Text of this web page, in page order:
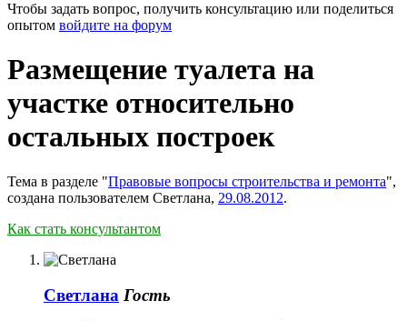
Чтобы задать вопрос, получить консультацию или поделиться
опытом войдите на форум
Размещение туалета на
участке относительно
остальных построек
Тема в разделе "Правовые вопросы строительства и ремонта",
создана пользователем Светлана, 29.08.2012.
Как стать консультантом
Светлана Гость